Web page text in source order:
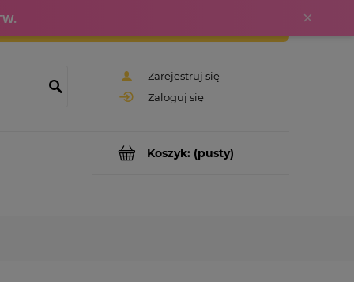
×
Zarejestruj się
Zaloguj się
Koszyk: (pusty)